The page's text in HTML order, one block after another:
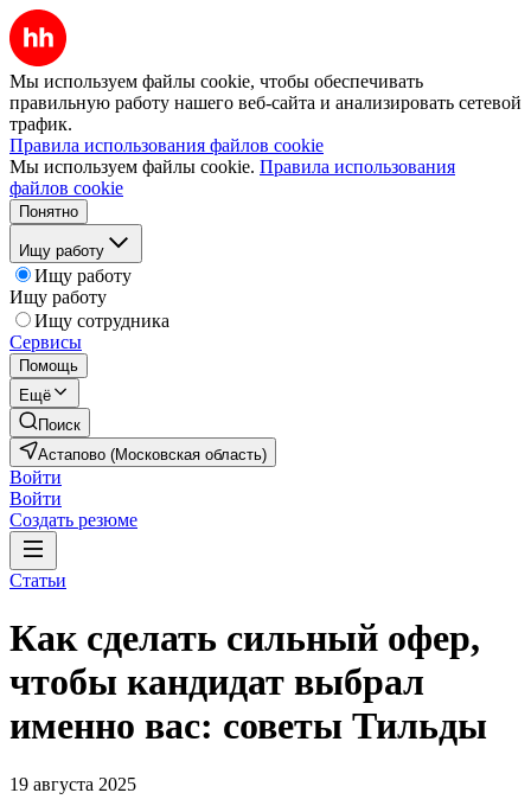
Мы используем файлы cookie, чтобы обеспечивать
правильную работу нашего веб-сайта и анализировать сетевой
трафик.
Правила использования файлов cookie
Мы используем файлы cookie. Правила использования
файлов cookie
Понятно
Ищу работу
Ищу работу
Ищу работу
Ищу сотрудника
Сервисы
Помощь
Ещё
Поиск
Астапово (Московская область)
Войти
Войти
Создать резюме
Статьи
Как сделать сильный офер,
чтобы кандидат выбрал
именно вас: советы Тильды
19 августа 2025